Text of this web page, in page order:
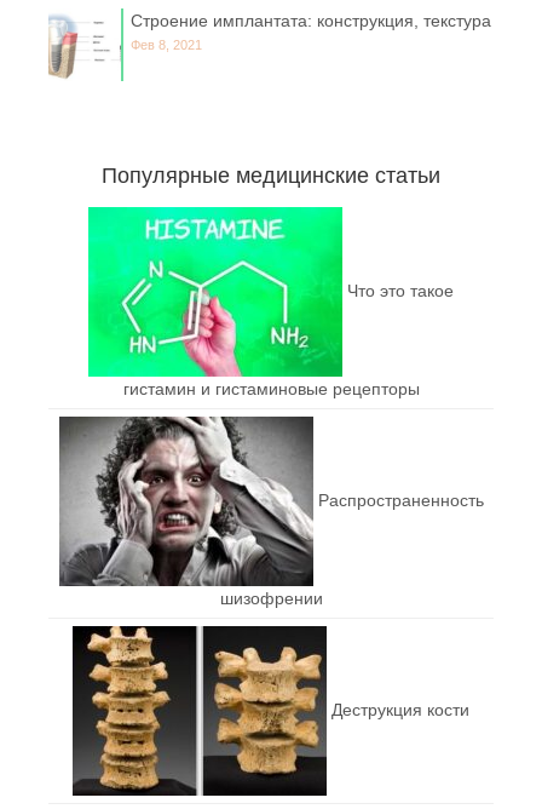
Строение имплантата: конструкция, текстура
Фев 8, 2021
Популярные медицинские статьи
Что это такое
гистамин и гистаминовые рецепторы
Распространенность
шизофрении
Деструкция кости